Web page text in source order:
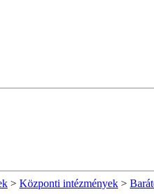
> Központi intézmények >